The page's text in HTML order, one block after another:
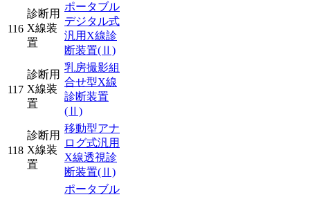
116
診断用
X線装
置
ポータブル
デジタル式
汎用X線診
断装置(Ⅱ)
117
診断用
X線装
置
乳房撮影組
合せ型X線
診断装置
(Ⅱ)
118
診断用
X線装
置
移動型アナ
ログ式汎用
X線透視診
断装置(Ⅱ)
ポータブル